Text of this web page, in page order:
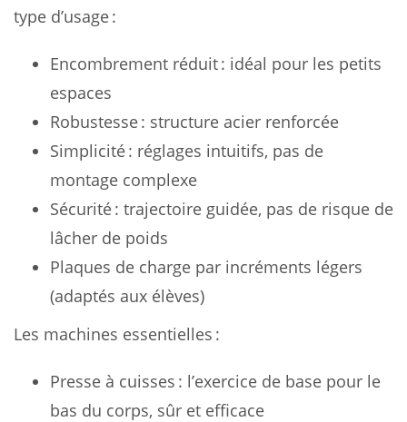
type d’usage :
Encombrement réduit : idéal pour les petits
espaces
Robustesse : structure acier renforcée
Simplicité : réglages intuitifs, pas de
montage complexe
Sécurité : trajectoire guidée, pas de risque de
lâcher de poids
Plaques de charge par incréments légers
(adaptés aux élèves)
Les machines essentielles :
Presse à cuisses : l’exercice de base pour le
bas du corps, sûr et efficace